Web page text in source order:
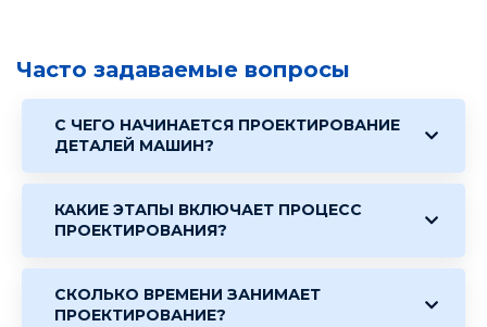
Часто задаваемые вопросы
С ЧЕГО НАЧИНАЕТСЯ ПРОЕКТИРОВАНИЕ
ДЕТАЛЕЙ МАШИН?
КАКИЕ ЭТАПЫ ВКЛЮЧАЕТ ПРОЦЕСС
ПРОЕКТИРОВАНИЯ?
СКОЛЬКО ВРЕМЕНИ ЗАНИМАЕТ
ПРОЕКТИРОВАНИЕ?